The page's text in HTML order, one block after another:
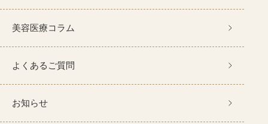
美容医療コラム
よくあるご質問
お知らせ